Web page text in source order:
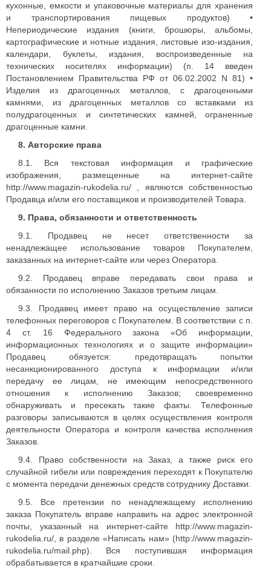
кухонные, емкости и упаковочные материалы для хранения
и транспортирования пищевых продуктов) •
Непериодические издания (книги, брошюры, альбомы,
картографические и нотные издания, листовые изо-издания,
календари, буклеты, издания, воспроизведенные на
технических носителях информации) (п. 14 введен
Постановлением Правительства РФ от 06.02.2002 N 81) •
Изделия из драгоценных металлов, с драгоценными
камнями, из драгоценных металлов со вставками из
полудрагоценных и синтетических камней, ограненные
драгоценные камни.
8. Авторские права
8.1. Вся текстовая информация и графические
изображения, размещенные на интернет-сайте
http://www.magazin-rukodelia.ru/ , являются собственностью
Продавца и/или его поставщиков и производителей Товара.
9. Права, обязанности и ответственность
9.1. Продавец не несет ответственности за
ненадлежащее использование товаров Покупателем,
заказанных на интернет-сайте или через Оператора.
9.2. Продавец вправе передавать свои права и
обязанности по исполнению Заказов третьим лицам.
9.3. Продавец имеет право на осуществление записи
телефонных переговоров с Покупателем. В соответствии с п.
4 ст. 16 Федерального закона «Об информации,
информационных технологиях и о защите информации»
Продавец обязуется: предотвращать попытки
несанкционированного доступа к информации и/или
передачу ее лицам, не имеющим непосредственного
отношения к исполнению Заказов; своевременно
обнаруживать и пресекать такие факты. Телефонные
разговоры записываются в целях осуществления контроля
деятельности Оператора и контроля качества исполнения
Заказов.
9.4. Право собственности на Заказ, а также риск его
случайной гибели или повреждения переходят к Покупателю
с момента передачи денежных средств сотруднику Доставки.
9.5. Все претензии по ненадлежащему исполнению
заказа Покупатель вправе направить на адрес электронной
почты, указанный на интернет-сайте http://www.magazin-
rukodelia.ru/, в разделе «Написать нам» (http://www.magazin-
rukodelia.ru/mail.php). Вся поступившая информация
обрабатывается в кратчайшие сроки.